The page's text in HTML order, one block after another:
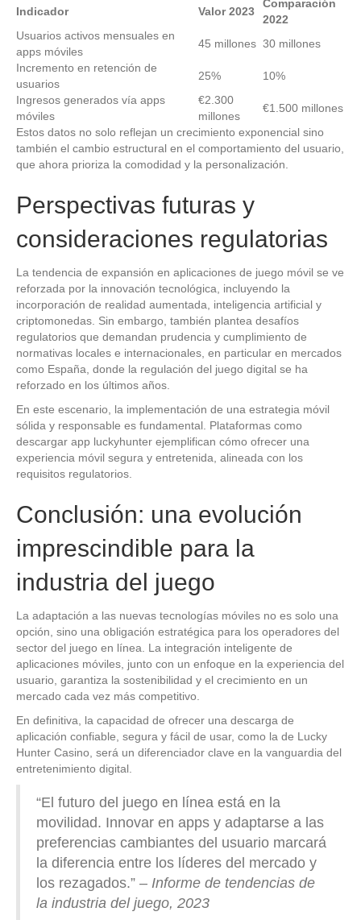
Indicador Valor 2023
Comparación
2022
Usuarios activos mensuales en
apps móviles
45 millones 30 millones
Incremento en retención de
usuarios
25%
10%
Ingresos generados vía apps
móviles
€2.300
millones
€1.500 millones
Estos datos no solo reflejan un crecimiento exponencial sino
también el cambio estructural en el comportamiento del usuario,
que ahora prioriza la comodidad y la personalización.
Perspectivas futuras y
consideraciones regulatorias
La tendencia de expansión en aplicaciones de juego móvil se ve
reforzada por la innovación tecnológica, incluyendo la
incorporación de realidad aumentada, inteligencia artificial y
criptomonedas. Sin embargo, también plantea desafíos
regulatorios que demandan prudencia y cumplimiento de
normativas locales e internacionales, en particular en mercados
como España, donde la regulación del juego digital se ha
reforzado en los últimos años.
En este escenario, la implementación de una estrategia móvil
sólida y responsable es fundamental. Plataformas como
descargar app luckyhunter ejemplifican cómo ofrecer una
experiencia móvil segura y entretenida, alineada con los
requisitos regulatorios.
Conclusión: una evolución
imprescindible para la
industria del juego
La adaptación a las nuevas tecnologías móviles no es solo una
opción, sino una obligación estratégica para los operadores del
sector del juego en línea. La integración inteligente de
aplicaciones móviles, junto con un enfoque en la experiencia del
usuario, garantiza la sostenibilidad y el crecimiento en un
mercado cada vez más competitivo.
En definitiva, la capacidad de ofrecer una descarga de
aplicación confiable, segura y fácil de usar, como la de Lucky
Hunter Casino, será un diferenciador clave en la vanguardia del
entretenimiento digital.
“El futuro del juego en línea está en la
movilidad. Innovar en apps y adaptarse a las
preferencias cambiantes del usuario marcará
la diferencia entre los líderes del mercado y
los rezagados.” – Informe de tendencias de
la industria del juego, 2023